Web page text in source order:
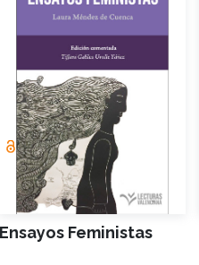
Ensayos Feministas